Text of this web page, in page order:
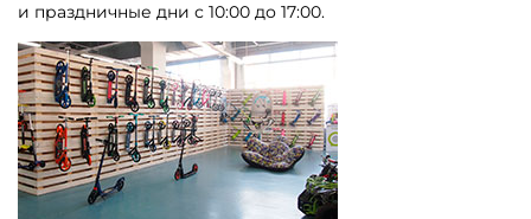
и праздничные дни с 10:00 до 17:00.